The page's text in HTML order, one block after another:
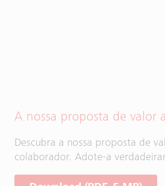
A nossa proposta de valor
Descubra a nossa proposta de
colaborador. Adote-a